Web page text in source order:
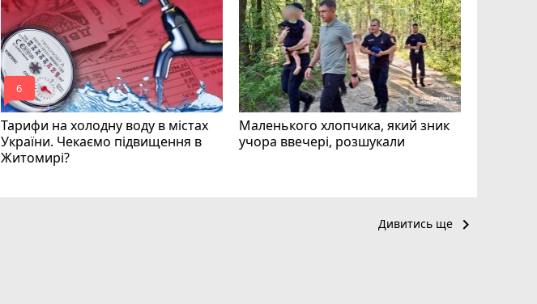
Тарифи на холодну воду в містах
України. Чекаємо підвищення в
Житомирі?
mode_comment
6
Маленького хлопчика, який зник
учора ввечері, розшукали
Дивитись ще keyboard_arrow_right